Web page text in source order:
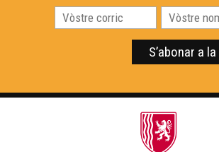
D'ÒC Show 33 - Nadau au teatre
D'ÒC Show 35 : Nimes